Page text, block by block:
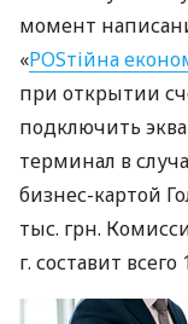
момент
«POSтійна
при открытии
подключить
терминал в
бизнес-картой
тыс. грн.
г. составит всего